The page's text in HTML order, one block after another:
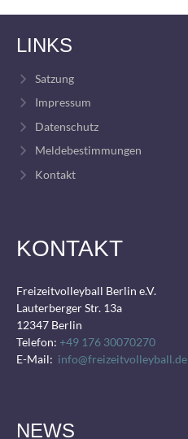
LINKS
Satzung
Impressum
Datenschutz
Meldebestimmungen
Kontakt
KONTAKT
Freizeitvolleyball Berlin e.V.
Lauterberger Str. 13a
12347 Berlin
Telefon: +49 176 30070270
E-Mail: info@freizeitvolleyball.de
NEWS